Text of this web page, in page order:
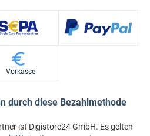
Vorkasse
durch diese Bezahlmethode
ist Digistore24 GmbH. Es gelten